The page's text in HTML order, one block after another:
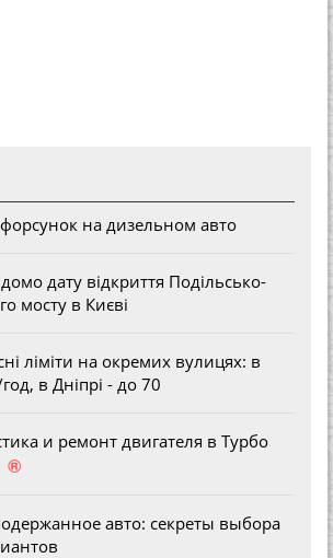
на дизельном авто
дату відкриття Подільсько-
мосту в Києві
ліміти на окремих вулицях: в
в Дніпрі - до 70
и ремонт двигателя в Турбо
®
авто: секреты выбора